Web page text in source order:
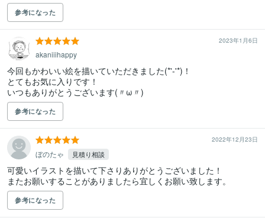
参考になった
2023年1月6日
akaniiihappy
今回もかわいい絵を描いていただきました(*'-'*)！
とてもお気に入りです！
いつもありがとうございます(〃ω〃)
参考になった
2022年12月23日
ぼのたゃ 見積り相談
可愛いイラストを描いて下さりありがとうございました！
またお願いすることがありましたら宜しくお願い致します。
参考になった